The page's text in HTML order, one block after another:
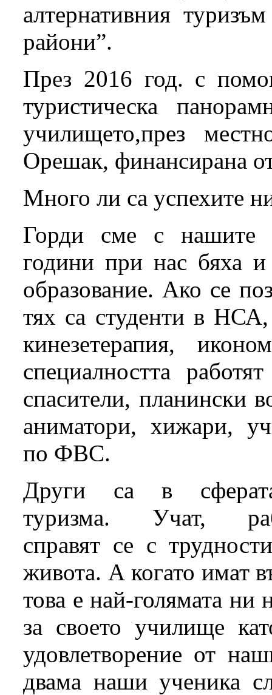
алтернативния
райони”.
През 2016 год. с
туристическа
училището,през
Орешак, финансирана
Много ли са успехите
Горди сме с нашите
години при нас бяха
образование. Ако се
тях са студенти в
кинезетерапия,
специалността
спасители, планински
аниматори, хижари,
по ФВС.
Други са в
туризма. Учат,
справят се с
живота. А когато имат
това е най-голямата ни
за своето училище
удовлетворение от
двама наши ученика